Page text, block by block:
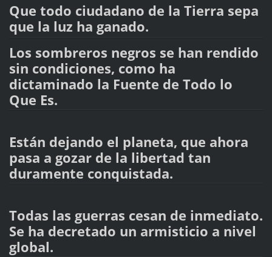
Que todo ciudadano de la Tierra sepa
que la luz ha ganado.
Los sombreros negros se han rendido
sin condiciones, como ha
dictaminado la Fuente de Todo lo
Que Es.
Están dejando el planeta, que ahora
pasa a gozar de la libertad tan
duramente conquistada.
Todas las guerras cesan de inmediato.
Se ha decretado un armisticio a nivel
global.